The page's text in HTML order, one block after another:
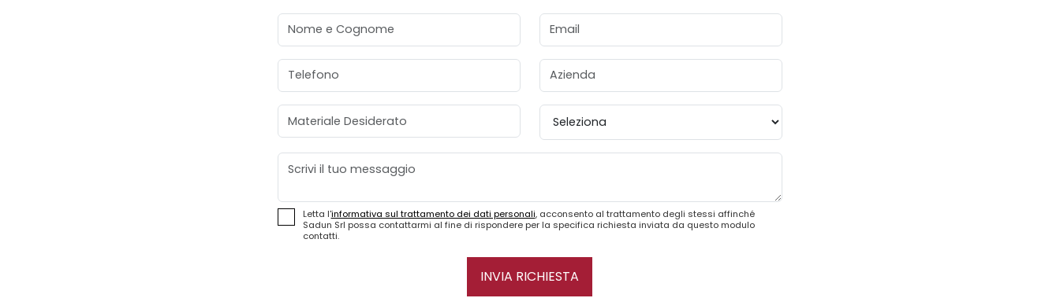
Nome e Cognome Email
Telefono Azienda
Materiale Desiderato Provincia
Messaggio
Letta l'informativa sul trattamento dei dati personali, acconsento al trattamento degli stessi affinché
Sadun Srl possa contattarmi al fine di rispondere per la specifica richiesta inviata da questo modulo
contatti.
INVIA RICHIESTA